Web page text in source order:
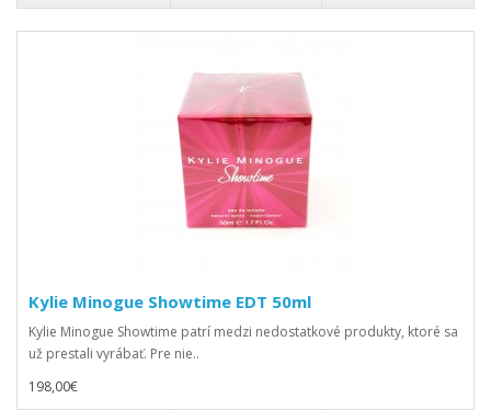
Kylie Minogue Showtime EDT 50ml
Kylie Minogue Showtime patrí medzi nedostatkové produkty, ktoré sa
už prestali vyrábať. Pre nie..
198,00€